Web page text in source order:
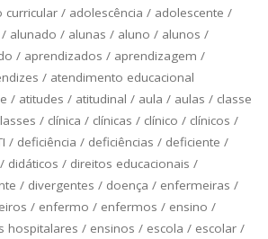
curricular/ adolescência / adolescente /
/ alunado / alunas / aluno / alunos /
/ aprendizados / aprendizagem /
/ atendimento educacional
/ atitudes / atitudinal / aula / aulas / classe
/ clínica / clínicas / clínico / clínicos /
/ deficiência / deficiências / deficiente /
/ didáticos / direitos educacionais /
/ divergentes / doença / enfermeiras /
/ enfermo / enfermos / ensino /
hospitalares / ensinos / escola / escolar/